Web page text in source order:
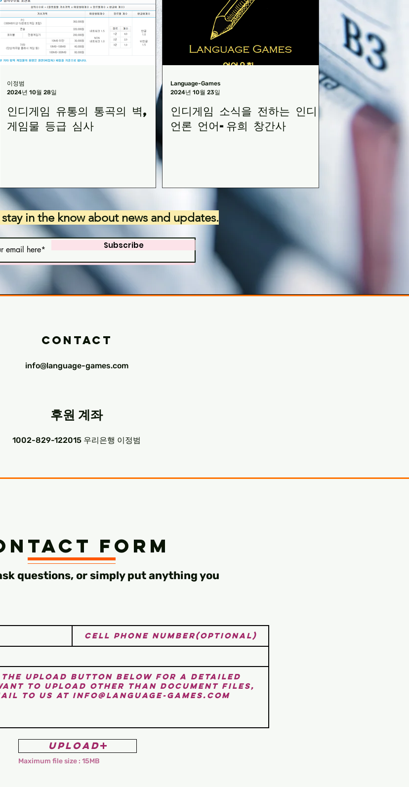
인디게임 유통의 통곡의 벽,
게임물 등급 심사
이정범
2024년 10월 28일
인디게임 소식을 전하는 인디
언론 언어-유희 창간사
Language-Games
2024년 10월 23일
in the know about news and updates.
Subscribe
Contact
info@language-games.com
​후원 계좌
1002-829-122015 우리은행 이정범
form
questions, or simply put anything you
Upload
Maximum file size : 15MB